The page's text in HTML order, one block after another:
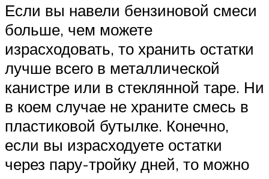
Если вы навели бензиновой смеси
больше, чем можете
израсходовать, то хранить остатки
лучше всего в металлической
канистре или в стеклянной таре. Ни
в коем случае не храните смесь в
пластиковой бутылке. Конечно,
если вы израсходуете остатки
через пару-тройку дней, то можно